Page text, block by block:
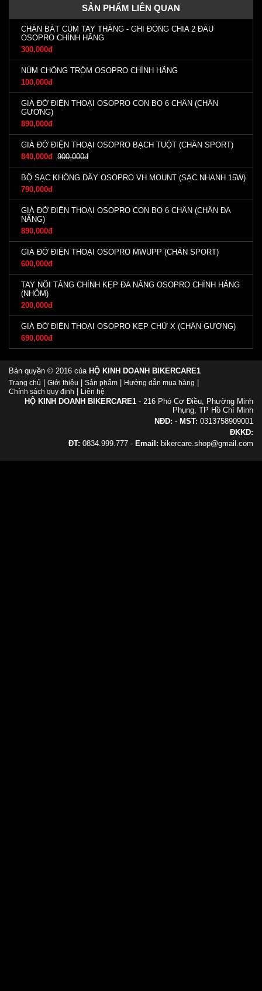
SẢN PHẨM LIÊN QUAN
CHÂN BẮT CÙM TAY THẮNG - GHI ĐÔNG CHIA 2 ĐẦU
OSOPRO CHÍNH HÃNG
300,000đ
NÚM CHỐNG TRỘM OSOPRO CHÍNH HÃNG
100,000đ
GIÁ ĐỠ ĐIỆN THOẠI OSOPRO CON BỌ 6 CHÂN (CHÂN
GƯƠNG)
890,000đ
GIÁ ĐỠ ĐIỆN THOẠI OSOPRO BẠCH TUỘT (CHÂN SPORT)
840,000đ 900,000đ
BỘ SẠC KHÔNG DÂY OSOPRO VH MOUNT (SẠC NHANH 15W)
790,000đ
GIÁ ĐỠ ĐIỆN THOẠI OSOPRO CON BỌ 6 CHÂN (CHÂN ĐA
NĂNG)
890,000đ
GIÁ ĐỠ ĐIỆN THOẠI OSOPRO MWUPP (CHÂN SPORT)
600,000đ
TAY NỐI TĂNG CHỈNH KẸP ĐA NĂNG OSOPRO CHÍNH HÃNG
(NHÔM)
200,000đ
GIÁ ĐỠ ĐIỆN THOẠI OSOPRO KẸP CHỮ X (CHÂN GƯƠNG)
690,000đ
Bản quyền © 2016 của HỘ KINH DOANH BIKERCARE1
Trang chủ Giới thiệu Sản phẩm Hướng dẫn mua hàng
Chính sách quy định Liên hệ
HỘ KINH DOANH BIKERCARE1 - 216 Phó Cơ Điều, Phường Minh
Phụng, TP Hồ Chí Minh
NĐD: - MST: 0313758909001
ĐKKD:
ĐT: 0834.999.777 - Email: bikercare.shop@gmail.com